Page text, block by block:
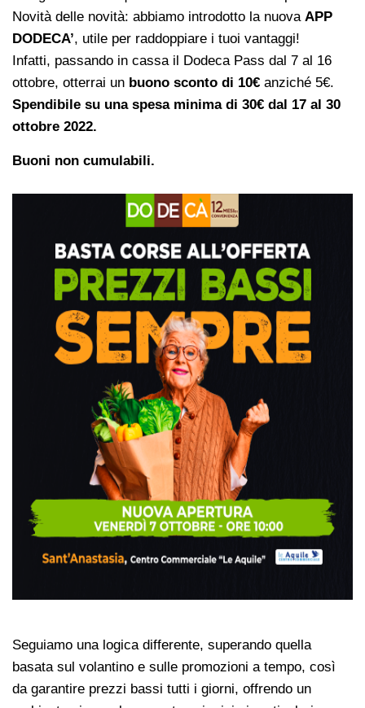
Novità delle novità: abbiamo introdotto la nuova APP
DODECA’, utile per raddoppiare i tuoi vantaggi!
Infatti, passando in cassa il Dodeca Pass dal 7 al 16
ottobre, otterrai un buono sconto di 10€ anziché 5€.
Spendibile su una spesa minima di 30€ dal 17 al 30
ottobre 2022.
Buoni non cumulabili.
Seguiamo una logica differente, superando quella
basata sul volantino e sulle promozioni a tempo, così
da garantire prezzi bassi tutti i giorni, offrendo un